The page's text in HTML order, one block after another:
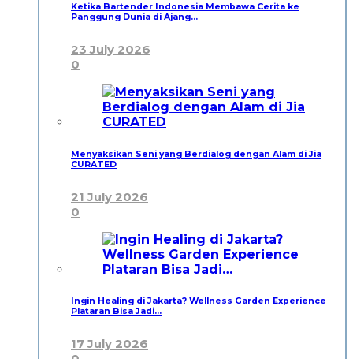
Ketika Bartender Indonesia Membawa Cerita ke
Panggung Dunia di Ajang…
23 July 2026
0
Menyaksikan Seni yang Berdialog dengan Alam di Jia
CURATED
21 July 2026
0
Ingin Healing di Jakarta? Wellness Garden Experience
Plataran Bisa Jadi…
17 July 2026